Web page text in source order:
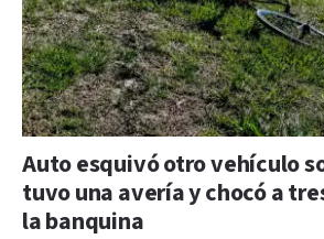
Auto esquivó otro vehículo
tuvo una avería y chocó a
la banquina